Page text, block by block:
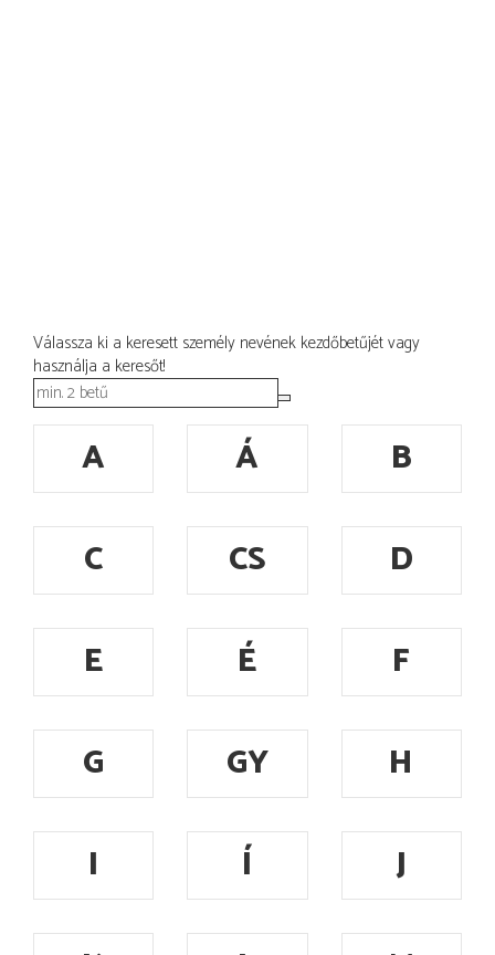
Válassza ki a keresett személy nevének kezdőbetűjét vagy
használja a keresőt!
A Á
B
C
CS
D
E
É
F
G
GY
H
I
Í
J